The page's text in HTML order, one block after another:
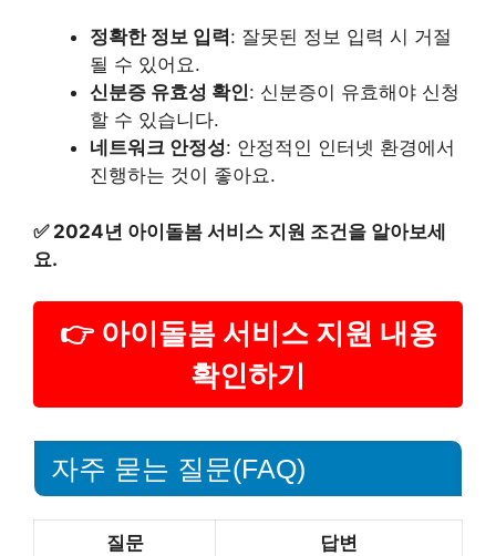
정확한 정보 입력: 잘못된 정보 입력 시 거절
될 수 있어요.
신분증 유효성 확인: 신분증이 유효해야 신청
할 수 있습니다.
네트워크 안정성: 안정적인 인터넷 환경에서
진행하는 것이 좋아요.
✅ 2024년 아이돌봄 서비스 지원 조건을 알아보세
요.
👉 아이돌봄 서비스 지원 내용
확인하기
자주 묻는 질문(FAQ)
질문 답변